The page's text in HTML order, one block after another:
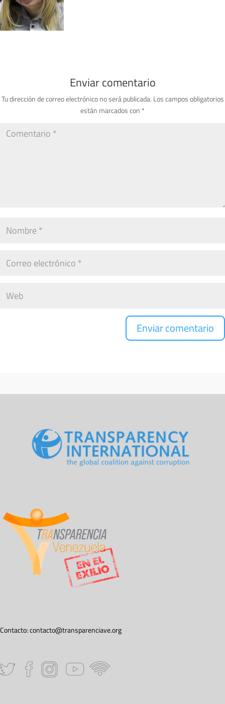
Enviar comentario
Tu dirección de correo electrónico no será publicada. Los campos obligatorios
están marcados con *
Contacto:contacto@transparenciave.org